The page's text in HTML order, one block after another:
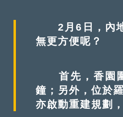
2月6日，內地
無更方便呢？
首先，香園圍/
鐘；另外，位於
亦啟動重建規劃